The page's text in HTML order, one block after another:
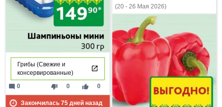
Грибы (Свежие и
консервированные)
thumb_down 0 thumb_up 0
mode_comment 0
Закончилась 75дней назад
(20 - 26 Мая 2026)